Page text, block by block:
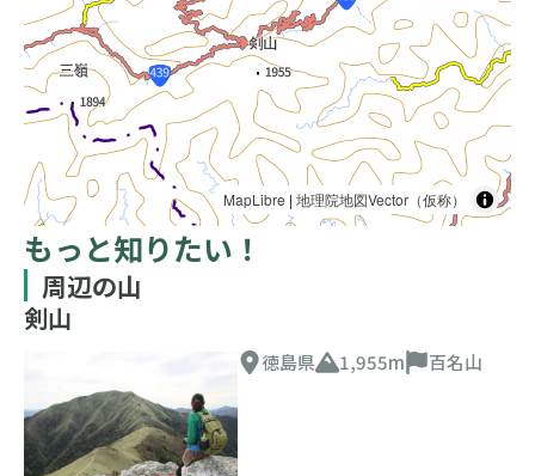
MapLibre |地理院地図Vector（仮称）
もっと知りたい！
周辺の山
剣山
徳島県 1,955m 百名山